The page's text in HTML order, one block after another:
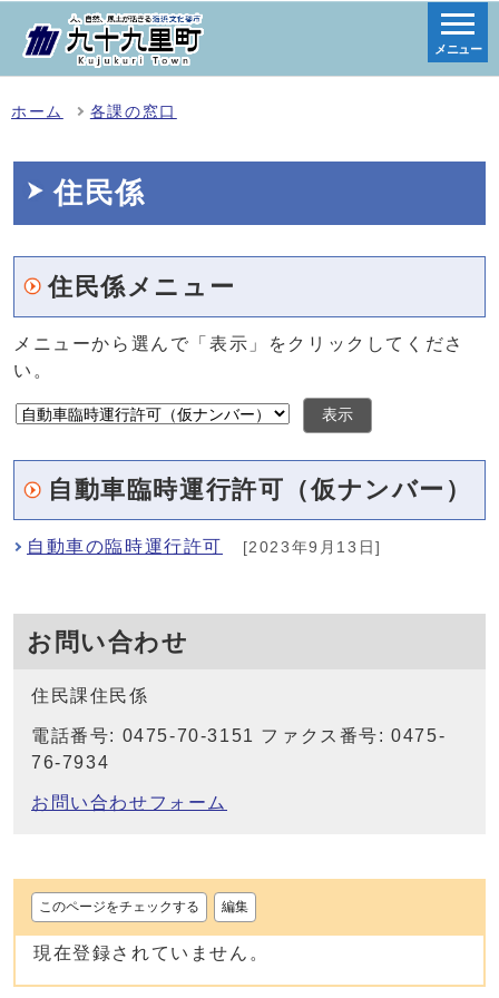
メニュー
ホーム 各課の窓口
住民係
住民係メニュー
メニューから選んで「表示」をクリックしてくださ
い。
表示
自動車臨時運行許可（仮ナンバー）
自動車の臨時運行許可 [2023年9月13日]
お問い合わせ
住民課住民係
電話番号: 0475-70-3151 ファクス番号: 0475-
76-7934
お問い合わせフォーム
このページをチェックする 編集
現在登録されていません。